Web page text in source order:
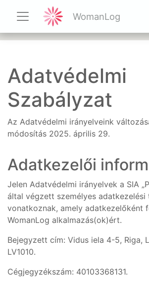
WomanLog
Adatvédelmi
Szabályzat
Az Adatvédelmi irányelveink
módosítás 2025. április 29.
Adatkezelői
Jelen Adatvédelmi irányelvek a SIA
által végzett személyes adatkezelési
vonatkoznak, amely adatkezelőként
WomanLog alkalmazás(ok)ért.
Bejegyzett cím: Vidus iela 4-5, Riga,
LV1010.
Cégjegyzékszám: 40103368131.